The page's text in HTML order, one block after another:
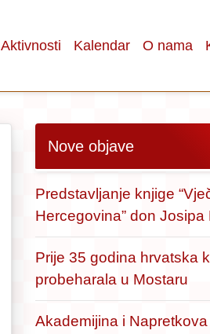
Aktivnosti Kalendar O nama
Nove objave
Predstavljanje knjige
Hercegovina” don Josipa
Prije 35 godina hrvatska
probeharala u Mostaru
Akademijina i